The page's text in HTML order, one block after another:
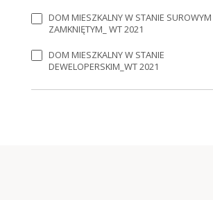
DOM MIESZKALNY W STANIE SUROWYM
ZAMKNIĘTYM_ WT 2021
DOM MIESZKALNY W STANIE
DEWELOPERSKIM_WT 2021